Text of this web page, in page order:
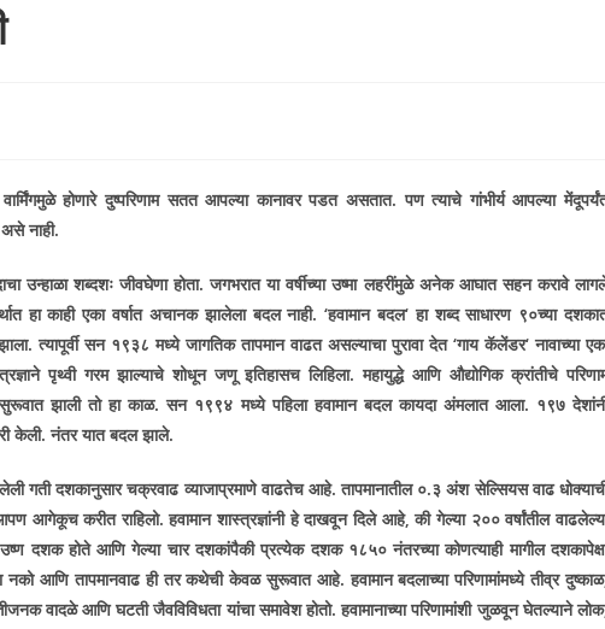
होणारे दुष्परिणाम सतत आपल्या कानावर पडत असतात. पण त्याचे गांभीर्य आपल्या
नाही.
शब्दशः जीवघेणा होता. जगभरात या वर्षीच्या उष्मा लहरींमुळे अनेक आघात सहन करावे
हा काही एका वर्षात अचानक झालेला बदल नाही.‘हवामान बदल‘हा शब्द साधारण ९०च्या
त्यापूर्वी सन १९३८ मध्ये जागतिक तापमान वाढत असल्याचा पुरावा देत ‘गाय कॅलेंडर‘नावाच्या
पृथ्वी गरम झाल्याचे शोधून जणू इतिहासच लिहिला. महायुद्धे आणि औद्योगिक क्रांतीचे
सुरूवात झाली तो हा काळ. सन १९९४ मध्ये पहिला हवामान बदल कायदा अंमलात आला. १९७
केली. नंतर यात बदल झाले.
गती दशकानुसार चक्रवाढ व्याजाप्रमाणे वाढतेच आहे. तापमानातील ०.३ अंशसेल्सियस वाढ
आगेकूच करीत राहिलो. हवामान शास्त्रज्ञांनी हे दाखवून दिले आहे,की गेल्या २०० वर्षांतील
दशक होते आणि गेल्या चार दशकांपैकी प्रत्येक दशक १८५० नंतरच्या कोणत्याही मागील
आणि तापमानवाढ ही तर कथेची केवळ सुरूवात आहे. हवामान बदलाच्या परिणामांमध्ये तीव्र दुष्काळ
वादळे आणि घटती जैवविविधता यांचा समावेश होतो. हवामानाच्या परिणामांशी जुळवून घेतल्याने लोक